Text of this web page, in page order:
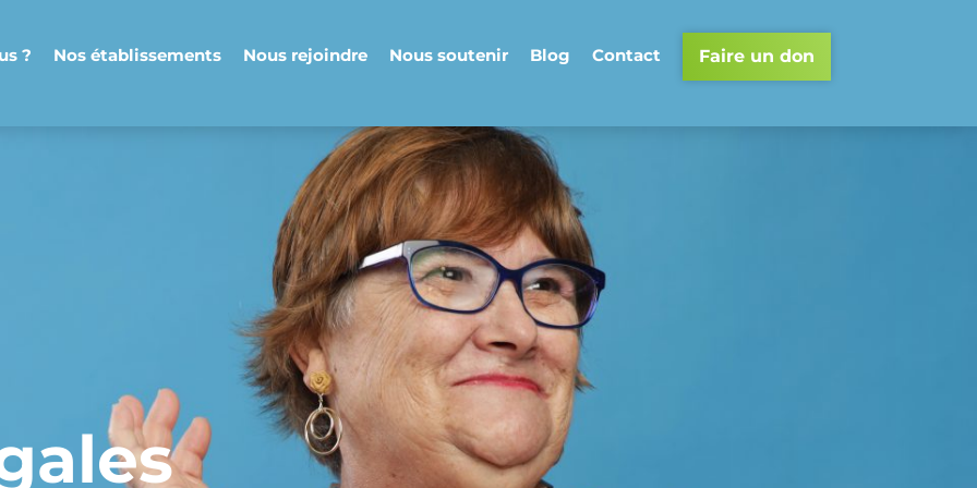
? Nos établissements Nous rejoindre Nous soutenir Blog Contact Faire un don